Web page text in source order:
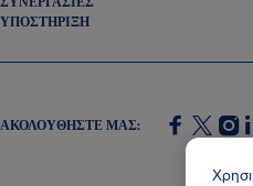
ΥΠΟΣΤΉΡΙΞΗ
ΑΚΟΛΟΥΘΉΣΤΕ ΜΑΣ: